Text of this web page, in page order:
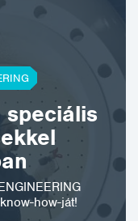
speciális
how-ját!